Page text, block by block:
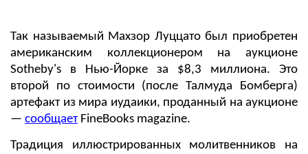
Так называемый Махзор Луццато был приобретен
американским коллекционером на аукционе
Sotheby's в Нью-Йорке за $8,3 миллиона. Это
второй по стоимости (после Талмуда Бомберга)
артефакт из мира иудаики, проданный на аукционе
— сообщаетFineBooks magazine.
Традиция иллюстрированных молитвенников на